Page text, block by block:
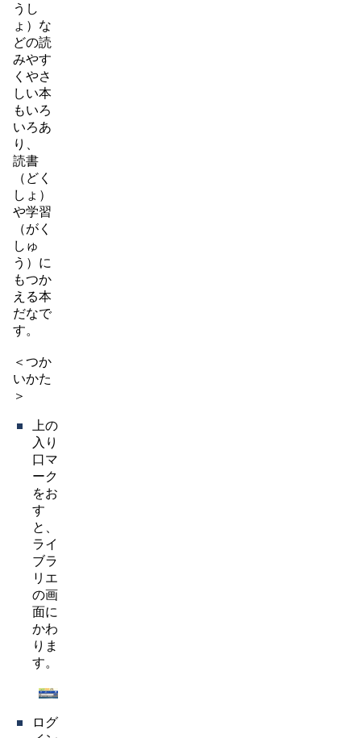
うし
ょ）な
どの読
みやす
くやさ
しい本
もいろ
いろあ
り、
読書
（どく
しょ）
や学習
（がく
しゅ
う）に
もつか
える本
だなで
す。
＜つか
いかた
＞
上の
入り
口マ
ーク
をお
す
と、
ライ
ブラ
リエ
の画
面に
かわ
りま
す。
ログ